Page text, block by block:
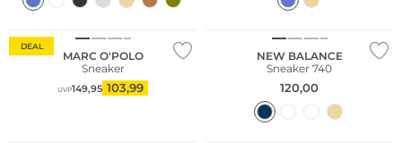
DEAL
Nachhaltig
MARC O'POLO
Sneaker
UVP149,95 103,99
NEW BALANCE
Sneaker 740
120,00